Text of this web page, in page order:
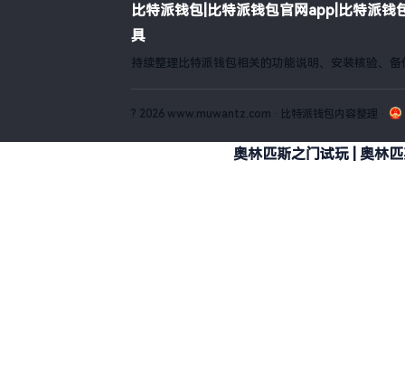
比特派钱包|比特派钱包官网app|比特派钱
具
持续整理比特派钱包相关的功能说明、安装核验、
? 2026 www.muwantz.com · 比特派钱包内容整理
奥林匹斯之门试玩 | 奥林